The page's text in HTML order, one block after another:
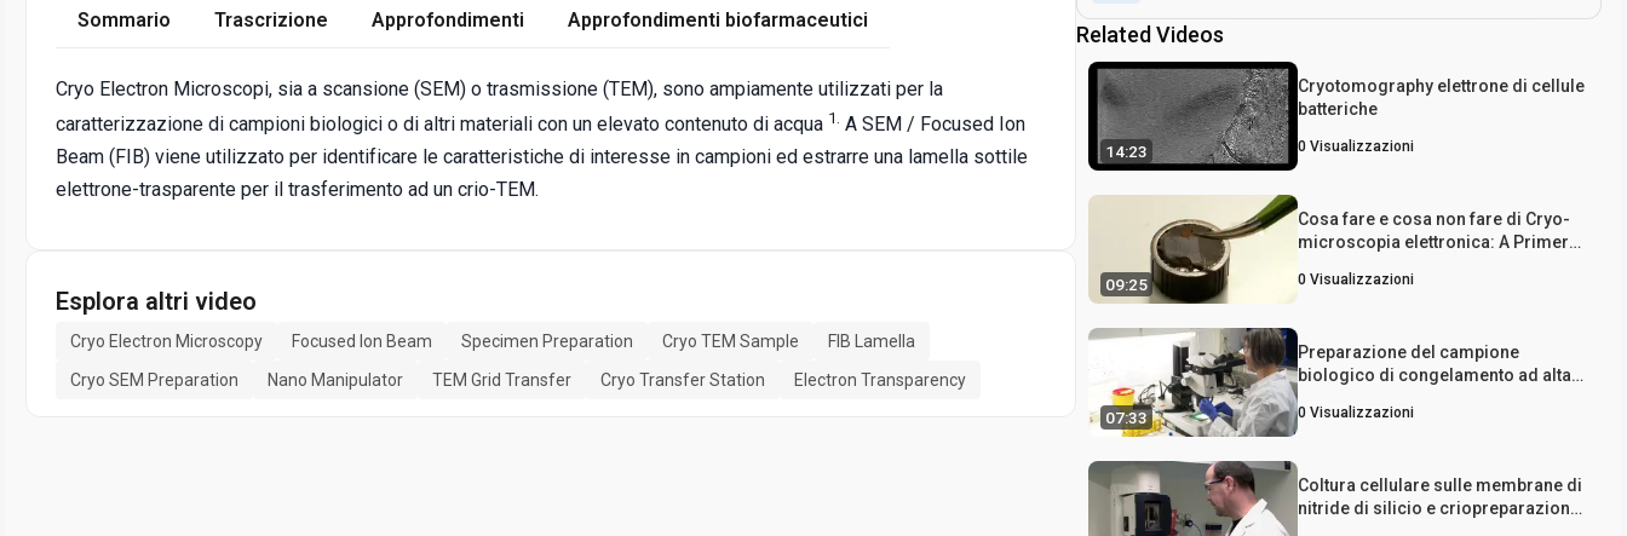
Sommario Trascrizione Approfondimenti Approfondimenti biofarmaceutici
Cryo Electron Microscopi, sia a scansione (SEM) o trasmissione (TEM), sono ampiamente utilizzati per la
caratterizzazione di campioni biologici o di altri materiali con un elevato contenuto di acqua 1. A SEM / Focused Ion
Beam (FIB) viene utilizzato per identificare le caratteristiche di interesse in campioni ed estrarre una lamella sottile
elettrone-trasparente per il trasferimento ad un crio-TEM.
Esplora altri video
Cryo Electron Microscopy Focused Ion Beam Specimen Preparation Cryo TEM Sample
FIB Lamella
Cryo SEM Preparation
Nano Manipulator TEM Grid Transfer Cryo Transfer Station Electron Transparency
Related Videos
14:23
Cryotomography elettrone di cellule
batteriche
0 Visualizzazioni
09:25
Cosa fare e cosa non fare di Cryo-
microscopia elettronica: A Primer
raccolta dati di alta qualità per la
0 Visualizzazioni
07:33
Preparazione del campione
biologico di congelamento ad alta
assistita da microonde e Minimal
0 Visualizzazioni
Coltura cellulare sulle membrane di
nitride di silicio e criopreparazione